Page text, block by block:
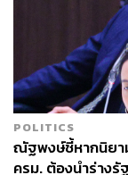
อย่างไรก็ตาม ใน
ภาคที่ 3 ตอบคำ
เกิดเหตุว่า “ไม่
วงจรปิดมีก่อนถึง
กล้องเฉยๆ และภ
“มันมี 4-5 คดีในเ
ภาพต่างๆ เป็นวัต
POLITICS
ณัฐพงษ์ชี้หากนิยา
ครม. ต้องนำร่าง